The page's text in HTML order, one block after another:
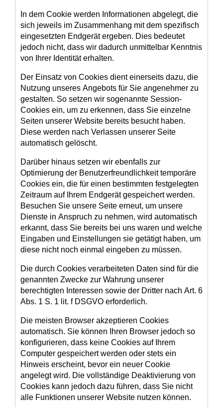
In dem Cookie werden Informationen abgelegt, die
sich jeweils im Zusammenhang mit dem spezifisch
eingesetzten Endgerät ergeben. Dies bedeutet
jedoch nicht, dass wir dadurch unmittelbar Kenntnis
von Ihrer Identität erhalten.
Der Einsatz von Cookies dient einerseits dazu, die
Nutzung unseres Angebots für Sie angenehmer zu
gestalten. So setzen wir sogenannte Session-
Cookies ein, um zu erkennen, dass Sie einzelne
Seiten unserer Website bereits besucht haben.
Diese werden nach Verlassen unserer Seite
automatisch gelöscht.
Darüber hinaus setzen wir ebenfalls zur
Optimierung der Benutzerfreundlichkeit temporäre
Cookies ein, die für einen bestimmten festgelegten
Zeitraum auf Ihrem Endgerät gespeichert werden.
Besuchen Sie unsere Seite erneut, um unsere
Dienste in Anspruch zu nehmen, wird automatisch
erkannt, dass Sie bereits bei uns waren und welche
Eingaben und Einstellungen sie getätigt haben, um
diese nicht noch einmal eingeben zu müssen.
Die durch Cookies verarbeiteten Daten sind für die
genannten Zwecke zur Wahrung unserer
berechtigten Interessen sowie der Dritter nach Art. 6
Abs. 1 S. 1 lit. f DSGVO erforderlich.
Die meisten Browser akzeptieren Cookies
automatisch. Sie können Ihren Browser jedoch so
konfigurieren, dass keine Cookies auf Ihrem
Computer gespeichert werden oder stets ein
Hinweis erscheint, bevor ein neuer Cookie
angelegt wird. Die vollständige Deaktivierung von
Cookies kann jedoch dazu führen, dass Sie nicht
alle Funktionen unserer Website nutzen können.